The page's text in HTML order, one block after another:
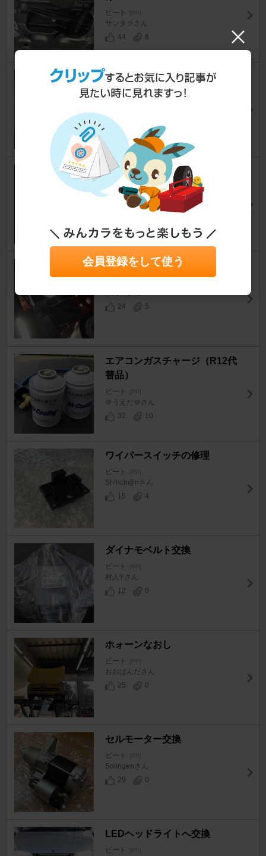
ビート [PP]
サンタクさん
44
8
キーシリンダースイッチ交換
ビート [PP]
ライト消し忘れ防止アラーム
ビート [PP]
ken-z15さん
10
リレー３兄弟？の救済
24
5
エアコンガスチャージ（R12代
替品）
ビート [PP]
＠うえだ＠さん
32
10
ワイパースイッチの修理
ビート [PP]
Sh!nch@nさん
15
4
ダイナモベルト交換
ビート [PP]
村人Yさん
12
0
ホォーンなおし
ビート [PP]
おおぱんださん
25
0
セルモーター交換
ビート [PP]
Solingenさん
29
0
LEDヘッドライトへ交換
ビート [PP]
会員登録をして使う